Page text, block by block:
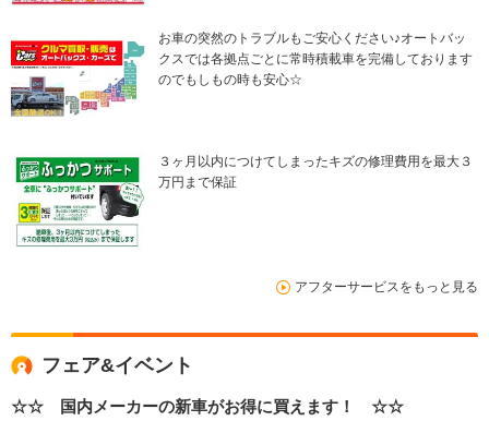
お車の突然のトラブルもご安心ください♪オートバッ
クスでは各拠点ごとに常時積載車を完備しております
のでもしもの時も安心☆
３ヶ月以内につけてしまったキズの修理費用を最大３
万円まで保証
アフターサービスをもっと見る
フェア&イベント
☆☆ 国内メーカーの新車がお得に買えます！ ☆☆